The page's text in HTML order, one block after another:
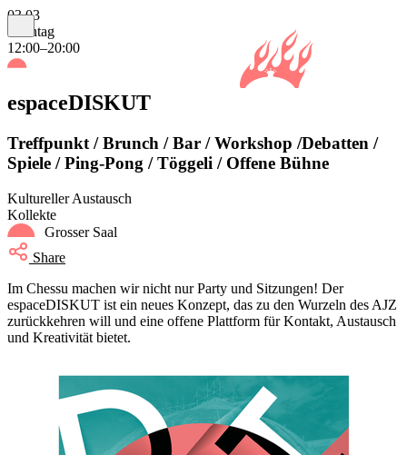
03.03
Sonntag
12:00–20:00
espaceDISKUT
Treffpunkt / Brunch / Bar / Workshop /Debatten /
Spiele / Ping-Pong / Töggeli / Offene Bühne
Kultureller Austausch
Kollekte
Grosser Saal
Share
Im Chessu machen wir nicht nur Party und Sitzungen! Der
espaceDISKUT ist ein neues Konzept, das zu den Wurzeln des AJZ
zurückkehren will und eine offene Plattform für Kontakt, Austausch
und Kreativität bietet.